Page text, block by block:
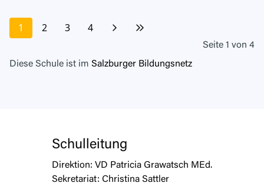
1 2 3 4
Seite 1 von 4
Diese Schule ist im Salzburger Bildungsnetz
Schulleitung
Direktion: VD Patricia Grawatsch MEd.
Sekretariat: Christina Sattler